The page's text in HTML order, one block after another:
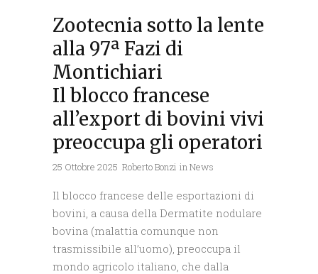
Zootecnia sotto la lente
alla 97ª Fazi di
Montichiari
Il blocco francese
all’export di bovini vivi
preoccupa gli operatori
25 Ottobre 2025 Roberto Bonzi inNews
Il blocco francese delle esportazioni di
bovini, a causa della Dermatite nodulare
bovina (malattia comunque non
trasmissibile all’uomo), preoccupa il
mondo agricolo italiano, che dalla